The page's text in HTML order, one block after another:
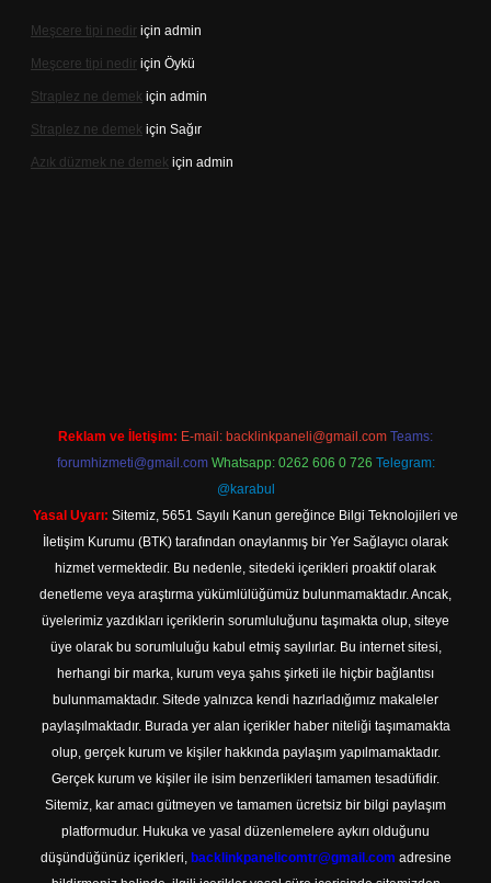
Meşcere tipi nedir için admin
Meşcere tipi nedir için Öykü
Straplez ne demek için admin
Straplez ne demek için Sağır
Azık düzmek ne demek için admin
Reklam ve İletişim: E-mail: backlinkpaneli@gmail.com Teams:
forumhizmeti@gmail.com Whatsapp: 0262 606 0 726 Telegram:
@karabul
Yasal Uyarı: Sitemiz, 5651 Sayılı Kanun gereğince Bilgi Teknolojileri ve
İletişim Kurumu (BTK) tarafından onaylanmış bir Yer Sağlayıcı olarak
hizmet vermektedir. Bu nedenle, sitedeki içerikleri proaktif olarak
denetleme veya araştırma yükümlülüğümüz bulunmamaktadır. Ancak,
üyelerimiz yazdıkları içeriklerin sorumluluğunu taşımakta olup, siteye
üye olarak bu sorumluluğu kabul etmiş sayılırlar. Bu internet sitesi,
herhangi bir marka, kurum veya şahıs şirketi ile hiçbir bağlantısı
bulunmamaktadır. Sitede yalnızca kendi hazırladığımız makaleler
paylaşılmaktadır. Burada yer alan içerikler haber niteliği taşımamakta
olup, gerçek kurum ve kişiler hakkında paylaşım yapılmamaktadır.
Gerçek kurum ve kişiler ile isim benzerlikleri tamamen tesadüfidir.
Sitemiz, kar amacı gütmeyen ve tamamen ücretsiz bir bilgi paylaşım
platformudur. Hukuka ve yasal düzenlemelere aykırı olduğunu
düşündüğünüz içerikleri, backlinkpanelicomtr@gmail.com adresine